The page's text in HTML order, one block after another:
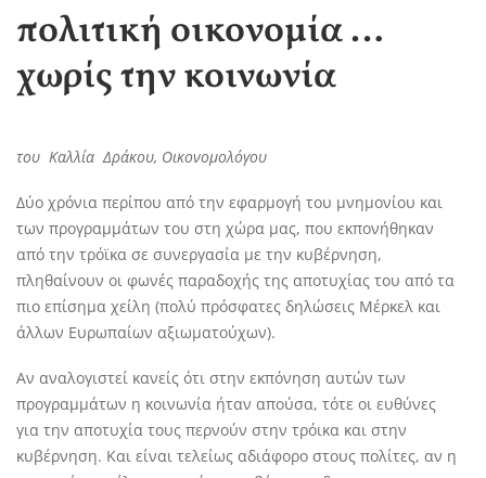
πολιτική οικονομία …
χωρίς την κοινωνία
του Καλλία Δράκου, Οικονομολόγου
Δύο χρόνια περίπου από την εφαρμογή του μνημονίου και
των προγραμμάτων του στη χώρα μας, που εκπονήθηκαν
από την τρόϊκα σε συνεργασία με την κυβέρνηση,
πληθαίνουν οι φωνές παραδοχής της αποτυχίας του από τα
πιο επίσημα χείλη (πολύ πρόσφατες δηλώσεις Μέρκελ και
άλλων Ευρωπαίων αξιωματούχων).
Αν αναλογιστεί κανείς ότι στην εκπόνηση αυτών των
προγραμμάτων η κοινωνία ήταν απούσα, τότε οι ευθύνες
για την αποτυχία τους περνούν στην τρόικα και στην
κυβέρνηση. Και είναι τελείως αδιάφορο στους πολίτες, αν η